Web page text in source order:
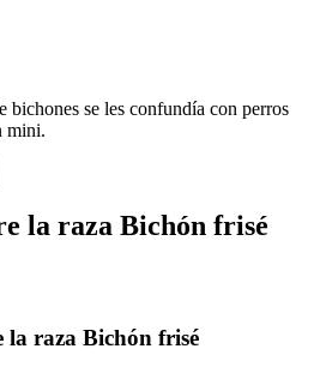
bichones se les confundía con perros
mini.
la raza Bichón frisé
la raza Bichón frisé